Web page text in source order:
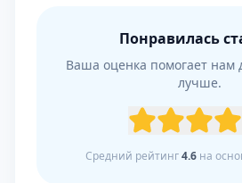
Понравилась
Ваша оценка помогает нам
лучше.
Средний рейтинг4.6на